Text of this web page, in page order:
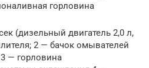
горловина
(дизельный двигатель 2,0 л,
2 — бачок омывателей
— горловина